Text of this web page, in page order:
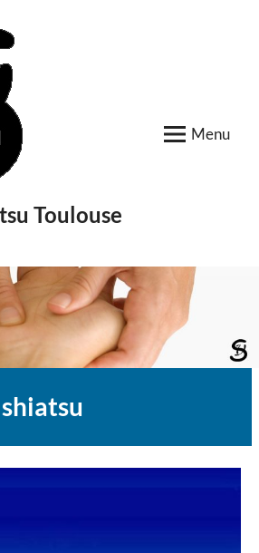
Toulouse
Menu
shiatsu